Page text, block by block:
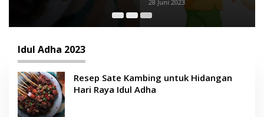
Idul Adha 2023
Resep Sate Kambing untuk Hidangan
Hari Raya Idul Adha